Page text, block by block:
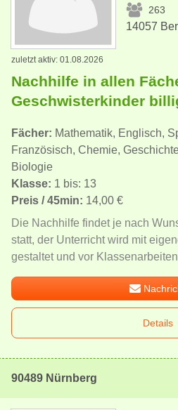
263
14057
zuletzt aktiv: 01.08.2026
Nachhilfe in allen
Geschwisterkinder
Fächer: Mathematik, Englisch,
Französisch, Chemie,
Biologie
Klasse: 1 bis: 13
Preis / 45min: 14,00 €
Die Nachhilfe findet je nach
statt, der Unterricht wird mit
gestaltet und vor
Details
90489 Nürnberg